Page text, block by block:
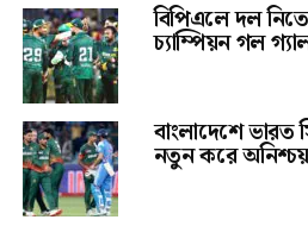
বিপিএলে দল
চ্যাম্পিয়ন গল
বাংলাদেশে
নতুন করে